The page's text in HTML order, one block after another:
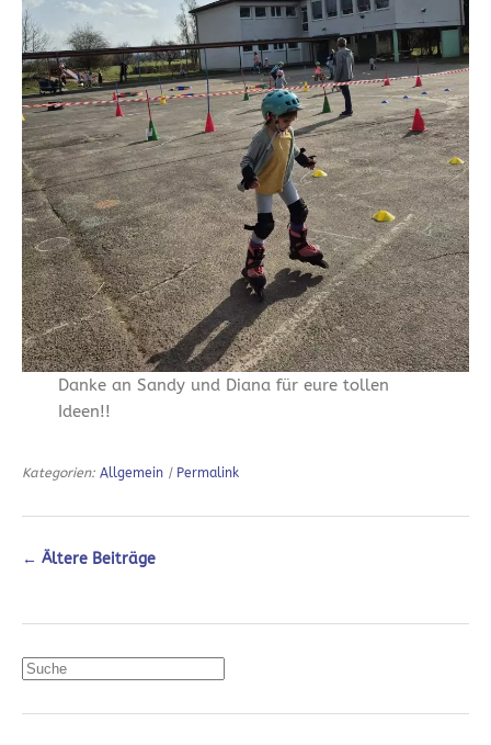
Danke an Sandy und Diana für eure tollen
Ideen!!
Kategorien: Allgemein | Permalink
← Ältere Beiträge
Suchen